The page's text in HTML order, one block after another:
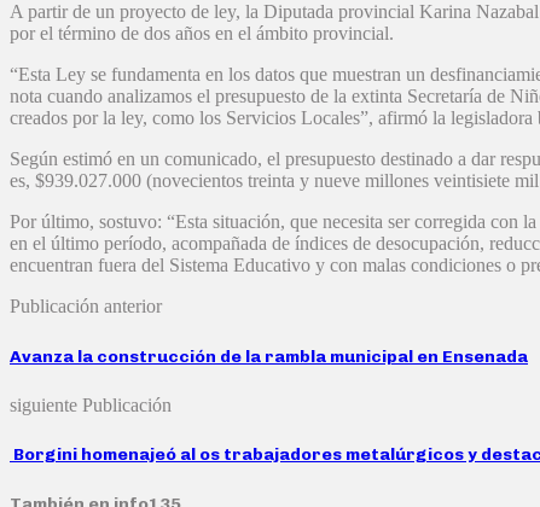
A partir de un proyecto de ley, la Diputada provincial Karina
por el término de dos años en el ámbito provincial.
“Esta Ley se fundamenta en los datos que muestran un
nota cuando analizamos el presupuesto de la extinta Secretaría de
creados por la ley, como los Servicios Locales”, afirmó la legisladora
Según estimó en un comunicado, el presupuesto destinado a dar
es, $939.027.000 (novecientos treinta y nueve millones veintisiete
Por último, sostuvo: “Esta situación, que necesita ser corregida con
en el último período, acompañada de índices de desocupación,
encuentran fuera del Sistema Educativo y con malas condiciones o
Publicación anterior
Avanza la construcción de la rambla municipal en Ensenada
siguiente Publicación
Borgini homenajeó al os trabajadores metalúrgicos y